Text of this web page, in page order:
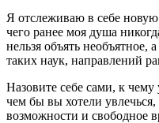
Я отслеживаю в себе
чего ранее моя душа
нельзя объять необъятное,
таких наук, направлений
Назовите себе сами, к
чем бы вы хотели
возможности и свободное